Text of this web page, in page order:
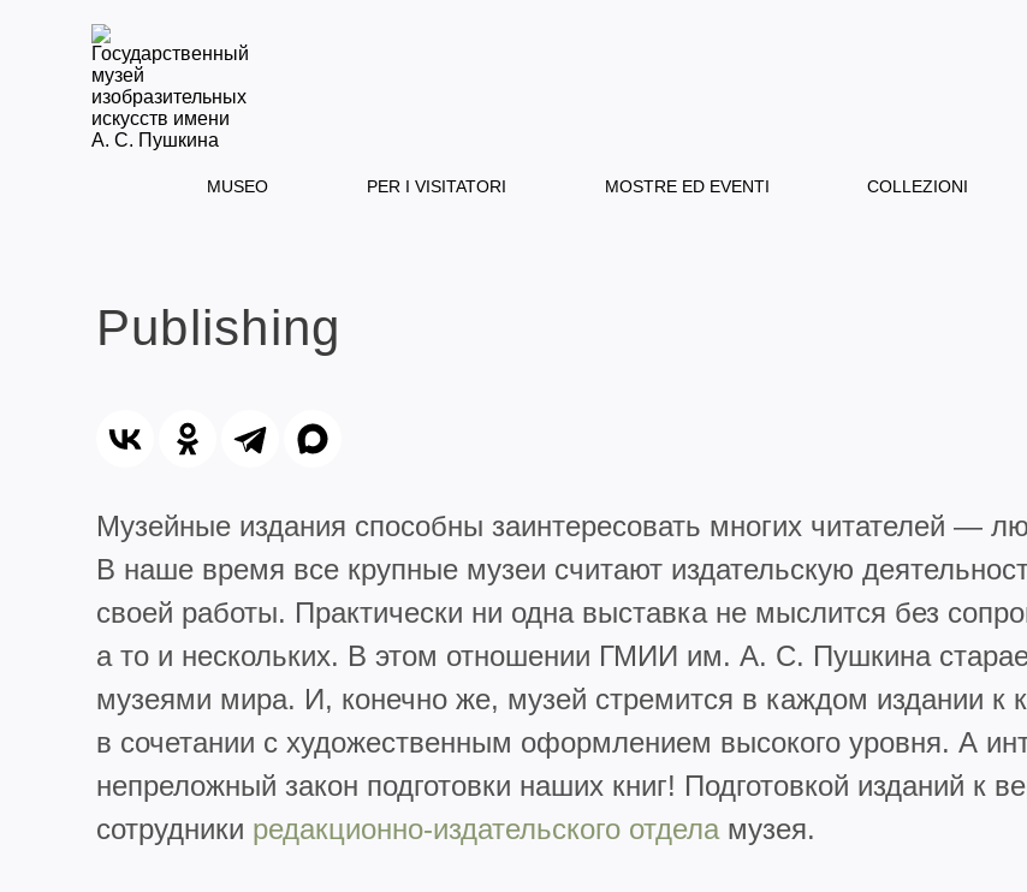
MUSEO PER I VISITATORI MOSTRE ED EVENTI COLLEZIONI
Publishing
Музейные издания способны заинтересовать многих читателей —
В наше время все крупные музеи считают издательскую
своей работы. Практически ни одна выставка не мыслится без
а то и нескольких. В этом отношении ГМИИ им. А. С. Пушкина
музеями мира. И, конечно же, музей стремится в каждом издании к
в сочетании с художественным оформлением высокого уровня. А
непреложный закон подготовки наших книг! Подготовкой изданий к
сотрудники редакционно-издательского отделамузея.